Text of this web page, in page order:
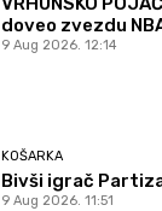
doveo zvezdu
9 Aug 2026. 12:14
KOŠARKA
Bivši igrač
9 Aug 2026. 11:51